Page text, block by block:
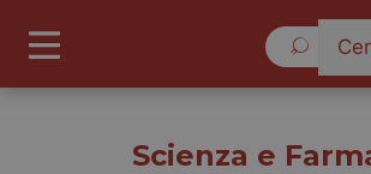
Scienza e